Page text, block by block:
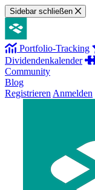
Sidebar schließen
Portfolio-Tracking
Dividendenkalender
Community
Blog
Registrieren Anmelden